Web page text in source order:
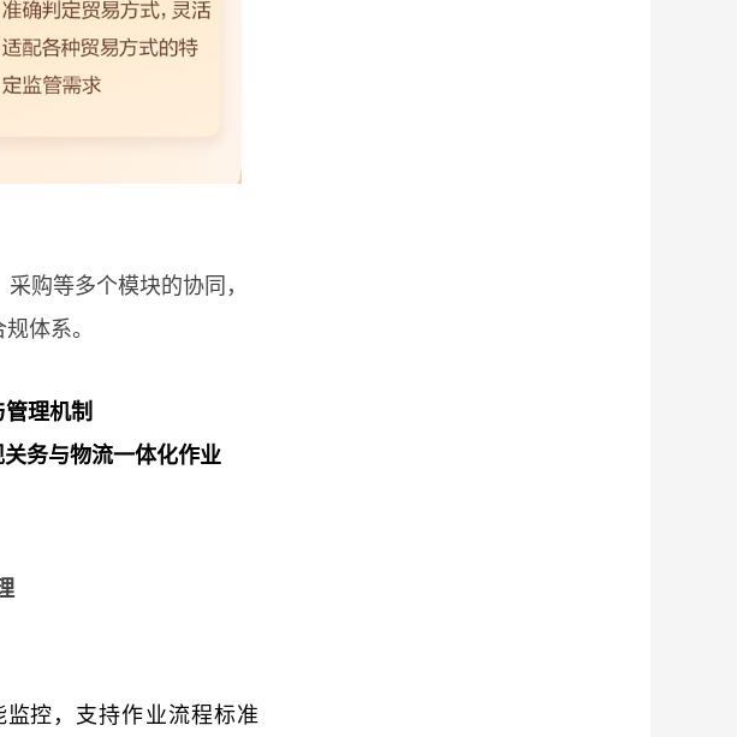
购等多个模块的协同 ，
体系。
理机制
务与物流一体化作业
控， 支持作业流程标准